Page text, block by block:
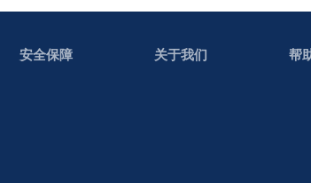
安全保障 关于我们 帮